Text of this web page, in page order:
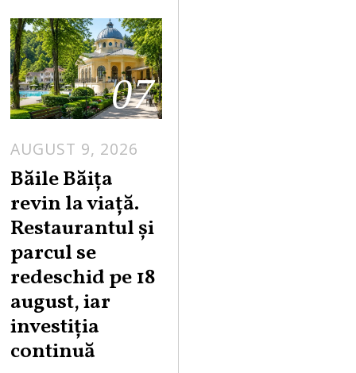
07
AUGUST 9, 2026
S
9
Băile Băița
revin la viață.
Restaurantul și
parcul se
redeschid pe 18
august, iar
investiția
continuă